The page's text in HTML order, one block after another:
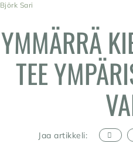
Björk Sari
YMMÄRRÄ
TEE
Jaa artikkeli: